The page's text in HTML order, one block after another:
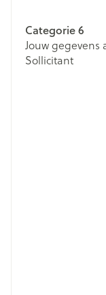
Categorie 6
Jouw gegevens
Sollicitant